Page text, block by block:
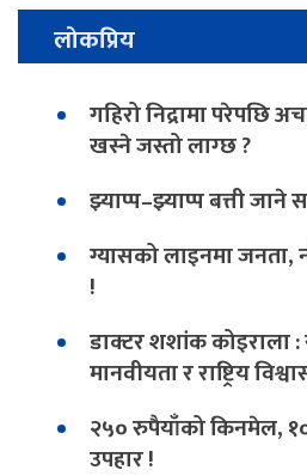
लोकप्रिय
गहिरो निद्रामा परेपछि
खस्ने जस्तो लाग्छ ?
झ्याप्प–झ्याप्प बत्ती
ग्यासको लाइनमा जनता,
!
डाक्टर शशांक कोइराला
मानवीयता र राष्ट्रिय
२५० रुपैयाँको किनमेल,
उपहार !